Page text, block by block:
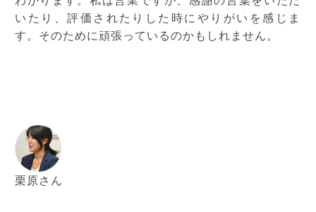
いたり、評価されたりした時にやりがいを感じま
す。そのために頑張っているのかもしれません。
栗原さん